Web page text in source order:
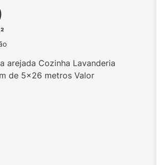
arejada Cozinha Lavanderia
de 5x26 metros Valor